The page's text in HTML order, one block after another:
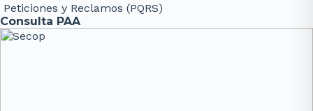
Peticiones y Reclamos (PQRS)
Consulta PAA